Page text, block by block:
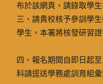
布於該網頁，請錄取學生
三、請貴校核予參訓學
學生，本署將核發研習證
四、報名期間自即日起
料請逕送學務處訓育組